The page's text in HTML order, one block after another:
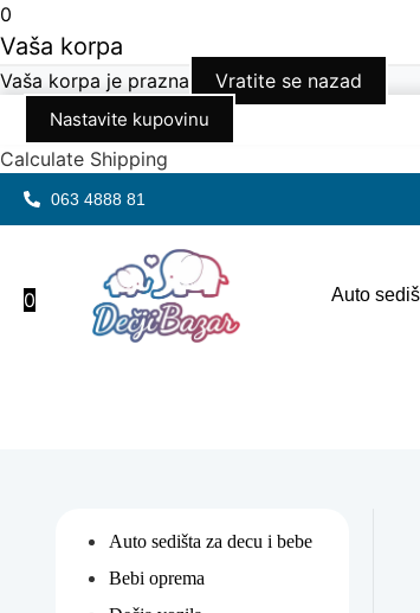
0
Vaša korpa
Vaša korpa je prazna Vratite se nazad
Nastavite kupovinu
Calculate Shipping
063 4888 81
Auto
0
Auto sedišta za decu i bebe
Bebi oprema